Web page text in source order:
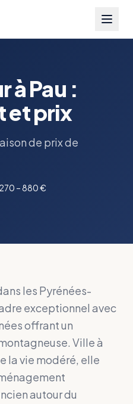
à Pau :
et prix
de prix de
270 – 880 €
les Pyrénées-
exceptionnel avec
offrant un
Ville à
la vie modéré, elle
autour du